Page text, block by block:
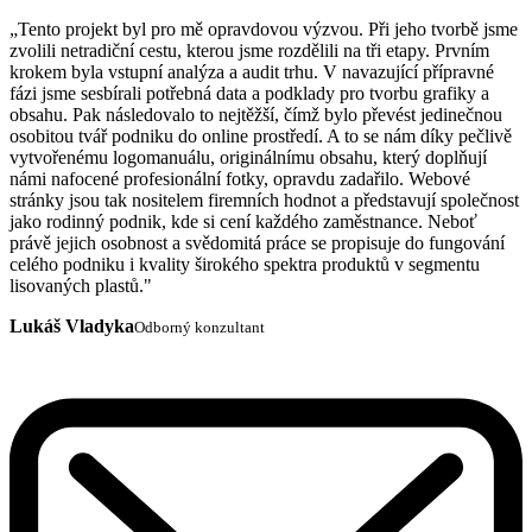
„Tento projekt byl pro mě opravdovou výzvou. Při jeho tvorbě jsme
zvolili netradiční cestu, kterou jsme rozdělili na tři etapy. Prvním
krokem byla vstupní analýza a audit trhu. V navazující přípravné
fázi jsme sesbírali potřebná data a podklady pro tvorbu grafiky a
obsahu. Pak následovalo to nejtěžší, čímž bylo převést jedinečnou
osobitou tvář podniku do online prostředí. A to se nám díky pečlivě
vytvořenému logomanuálu, originálnímu obsahu, který doplňují
námi nafocené profesionální fotky, opravdu zadařilo. Webové
stránky jsou tak nositelem firemních hodnot a představují společnost
jako rodinný podnik, kde si cení každého zaměstnance. Neboť
právě jejich osobnost a svědomitá práce se propisuje do fungování
celého podniku i kvality širokého spektra produktů v segmentu
lisovaných plastů."
Lukáš VladykaOdborný konzultant